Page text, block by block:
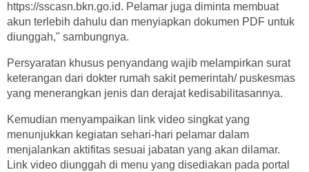
https://sscasn.bkn.go.id. Pelamar juga diminta membuat
akun terlebih dahulu dan menyiapkan dokumen PDF untuk
diunggah," sambungnya.
Persyaratan khusus penyandang wajib melampirkan surat
keterangan dari dokter rumah sakit pemerintah/ puskesmas
yang menerangkan jenis dan derajat kedisabilitasannya.
Kemudian menyampaikan link video singkat yang
menunjukkan kegiatan sehari-hari pelamar dalam
menjalankan aktifitas sesuai jabatan yang akan dilamar.
Link video diunggah di menu yang disediakan pada portal